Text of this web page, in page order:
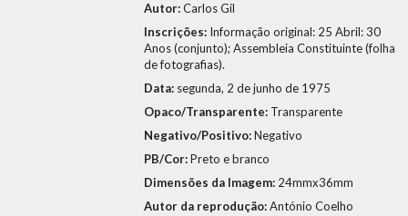
Autor:Carlos Gil
Inscrições: Informação original: 25 Abril: 30
Anos (conjunto); Assembleia Constituinte (folha
de fotografias).
Data: segunda, 2 de junho de 1975
Opaco/Transparente: Transparente
Negativo/Positivo:Negativo
PB/Cor:Preto e branco
Dimensões da Imagem: 24mmx36mm
Autor da reprodução:António Coelho